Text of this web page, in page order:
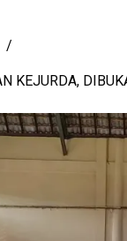
/
KEJURDA,